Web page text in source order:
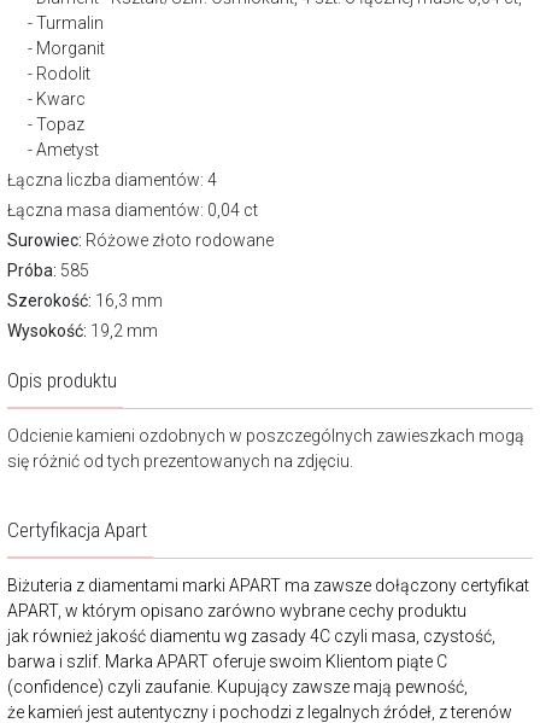
Turmalin
Morganit
Rodolit
Kwarc
Topaz
Ametyst
Łączna liczba diamentów: 4
Łączna masa diamentów: 0,04 ct
Surowiec: Różowe złoto rodowane
Próba: 585
Szerokość: 16,3 mm
Wysokość: 19,2 mm
Opis produktu
Odcienie kamieni ozdobnych w poszczególnych zawieszkach mogą
się różnić od tych prezentowanych na zdjęciu.
Certyfikacja Apart
Biżuteria z diamentami marki APART ma zawsze dołączony certyfikat
APART, w którym opisano zarówno wybrane cechy produktu
jak również jakość diamentu wg zasady 4C czyli masa, czystość,
barwa i szlif. Marka APART oferuje swoim Klientom piąte C
(confidence) czyli zaufanie. Kupujący zawsze mają pewność,
że kamień jest autentyczny i pochodzi z legalnych źródeł, z terenów